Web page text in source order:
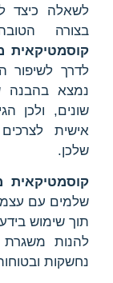
לשאלה כיצד
בצורה
קוסמטיקאית
לדרך לשיפור
נמצא בהבנה
שונים, ולכן
אישית
שלכן.
קוסמטיקאית
שלמים עם
תוך שימוש
להנות משגרת
נחשקות